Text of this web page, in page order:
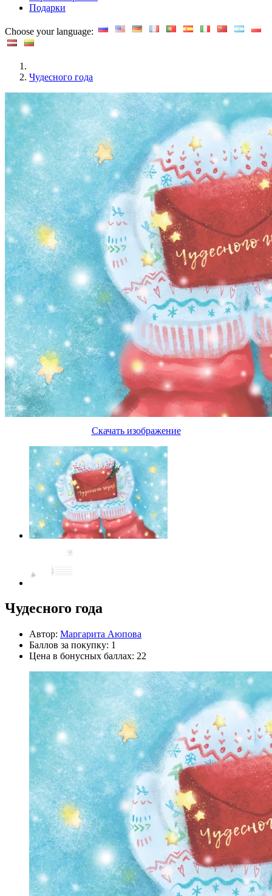
Подарки
Choose your language:
Чудесного года
Скачать изображение
Чудесного года
Автор: Маргарита Аюпова
Баллов за покупку: 1
Цена в бонусных баллах: 22